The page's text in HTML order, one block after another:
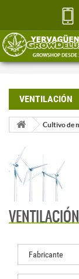
VENTILACIÓN
Cultivo de
VENTILACIÓN
Fabricante